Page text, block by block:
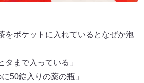
をポケットに入れているとなぜか泡
タまで入っている」
50錠入りの薬の瓶」